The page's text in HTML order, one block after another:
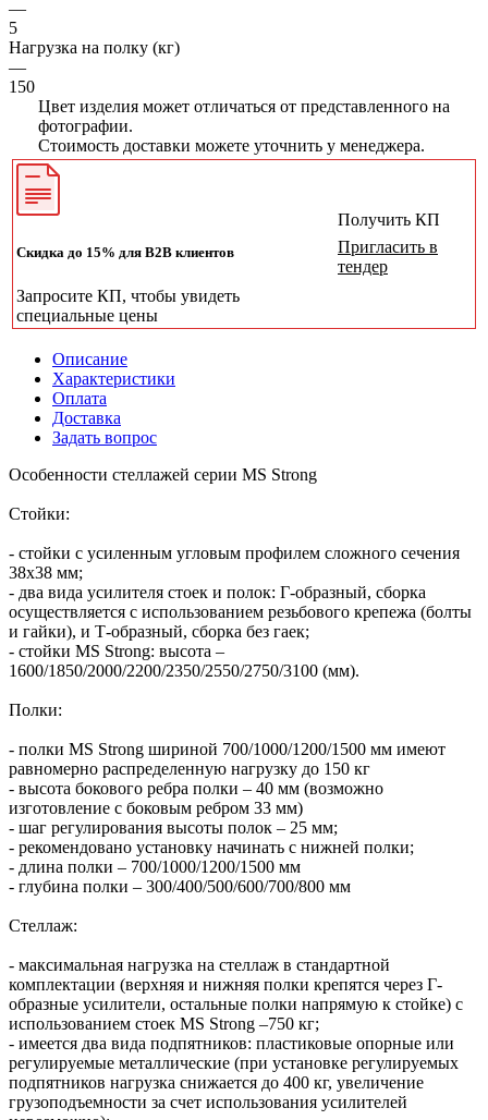
—
5
Нагрузка на полку (кг)
—
150
Цвет изделия может отличаться от представленного на
фотографии.
Стоимость доставки можете уточнить у менеджера.
Скидка до 15% для B2B клиентов
Запросите КП, чтобы увидеть
специальные цены
Получить КП
Пригласить в
тендер
Описание
Характеристики
Оплата
Доставка
Задать вопрос
Особенности стеллажей серии MS Strong
Стойки:
- стойки с усиленным угловым профилем сложного сечения
38х38 мм;
- два вида усилителя стоек и полок: Г-образный, сборка
осуществляется с использованием резьбового крепежа (болты
и гайки), и Т-образный, сборка без гаек;
- стойки MS Strong: высота –
1600/1850/2000/2200/2350/2550/2750/3100 (мм).
Полки:
- полки MS Strong шириной 700/1000/1200/1500 мм имеют
равномерно распределенную нагрузку до 150 кг
- высота бокового ребра полки – 40 мм (возможно
изготовление с боковым ребром 33 мм)
- шаг регулирования высоты полок – 25 мм;
- рекомендовано установку начинать с нижней полки;
- длина полки – 700/1000/1200/1500 мм
- глубина полки – 300/400/500/600/700/800 мм
Стеллаж:
- максимальная нагрузка на стеллаж в стандартной
комплектации (верхняя и нижняя полки крепятся через Г-
образные усилители, остальные полки напрямую к стойке) с
использованием стоек MS Strong –750 кг;
- имеется два вида подпятников: пластиковые опорные или
регулируемые металлические (при установке регулируемых
подпятников нагрузка снижается до 400 кг, увеличение
грузоподъемности за счет использования усилителей